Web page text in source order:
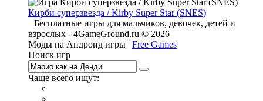
Кирби суперзвезда / Kirby Super Star (SNES)
Бесплатные игры для мальчиков, девочек, детей и
взрослых - 4GameGround.ru © 2026
Моды на Андроид игры | Free Games
Поиск игр
Чаще всего ищут: